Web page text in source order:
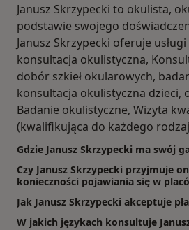
Janusz Skrzypecki to okulista,
podstawie swojego
Janusz Skrzypecki oferuje
konsultacja okulistyczna,
dobór szkieł okularowych,
konsultacja okulistyczna dzieci,
Badanie okulistyczne, Wizyta
(kwalifikująca do każdego
Gdzie Janusz Skrzypecki ma swój
Czy Janusz Skrzypecki przyjmuje
konieczności pojawiania się w
Jak Janusz Skrzypecki akceptuje
W jakich językach konsultuje